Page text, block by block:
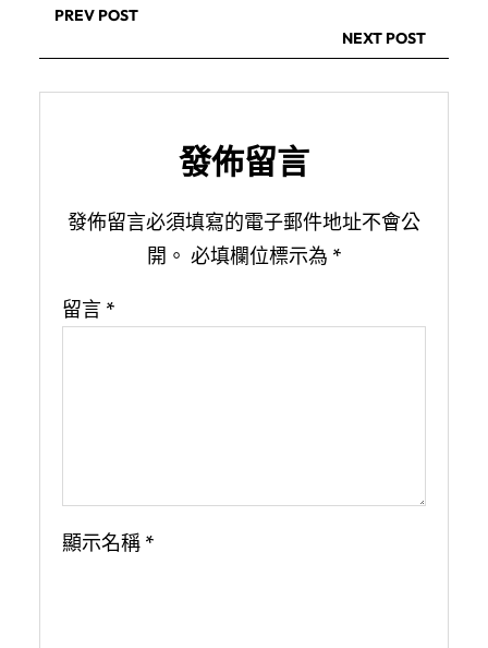
PREV POST
NEXT POST
發佈留言
發佈留言必須填寫的電子郵件地址不會公
開。 必填欄位標示為 *
留言 *
顯示名稱 *